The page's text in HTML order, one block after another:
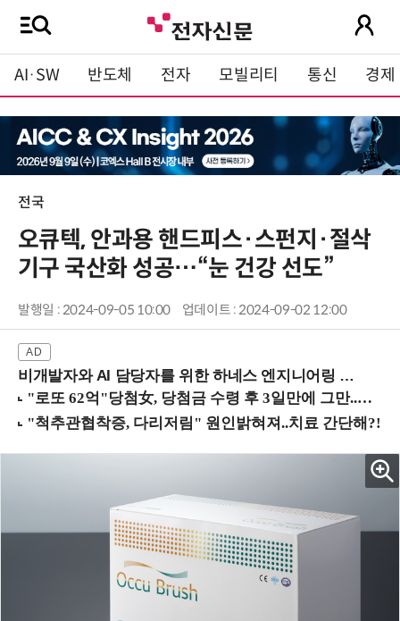
AI·SW 반도체 전자 모빌리티 통신 경제
전국
오큐텍, 안과용 핸드피스·스펀지·절삭
기구 국산화 성공…“눈 건강 선도”
발행일 : 2024-09-05 10:00 업데이트 : 2024-09-02 12:00
비개발자와 AI 담당자를 위한 하네스 엔지니어링 입문과정 (8/20 신논현역)